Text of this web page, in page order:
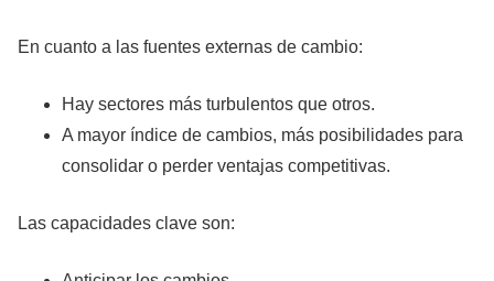
En cuanto a las fuentes externas de cambio:
Hay sectores más turbulentos que otros.
A mayor índice de cambios, más posibilidades para
consolidar o perder ventajas competitivas.
Las capacidades clave son: